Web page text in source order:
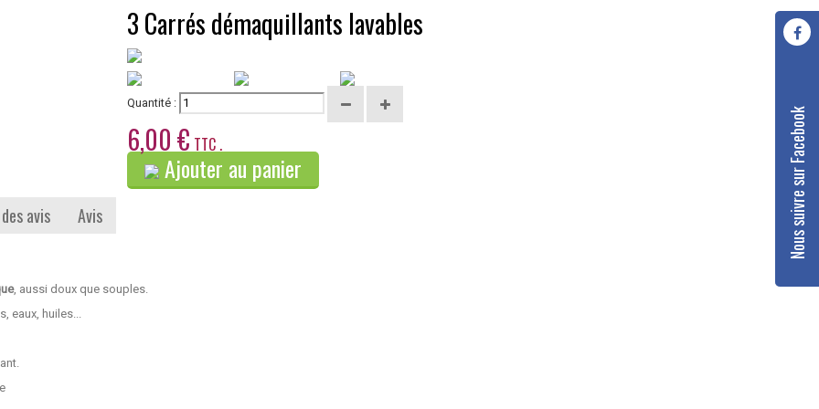
Nous suivre sur Facebook
3 Carrés démaquillants lavables
Quantité :
6,00 € TTC .
Ajouter au panier
avis Avis
, aussi doux que souples.
eaux, huiles...